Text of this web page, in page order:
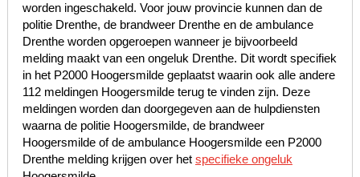
worden ingeschakeld. Voor jouw provincie kunnen dan de
politie Drenthe, de brandweer Drenthe en de ambulance
Drenthe worden opgeroepen wanneer je bijvoorbeeld
melding maakt van een ongeluk Drenthe. Dit wordt specifiek
in het P2000 Hoogersmilde geplaatst waarin ook alle andere
112 meldingen Hoogersmilde terug te vinden zijn. Deze
meldingen worden dan doorgegeven aan de hulpdiensten
waarna de politie Hoogersmilde, de brandweer
Hoogersmilde of de ambulance Hoogersmilde een P2000
Drenthe melding krijgen over het specifieke ongeluk